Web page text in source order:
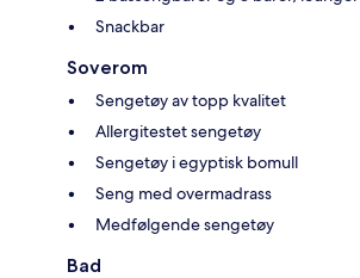
Snackbar
Soverom
Sengetøy av topp kvalitet
Allergitestet sengetøy
Sengetøy i egyptisk bomull
Seng med overmadrass
Medfølgende sengetøy
Bad